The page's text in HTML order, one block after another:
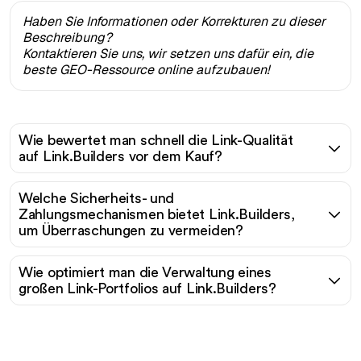
Haben Sie Informationen oder Korrekturen zu dieser
Beschreibung?
Kontaktieren Sie uns, wir setzen uns dafür ein, die
beste GEO-Ressource online aufzubauen!
Wie bewertet man schnell die Link-Qualität
auf Link.Builders vor dem Kauf?
Welche Sicherheits- und
Zahlungsmechanismen bietet Link.Builders,
um Überraschungen zu vermeiden?
Wie optimiert man die Verwaltung eines
großen Link-Portfolios auf Link.Builders?